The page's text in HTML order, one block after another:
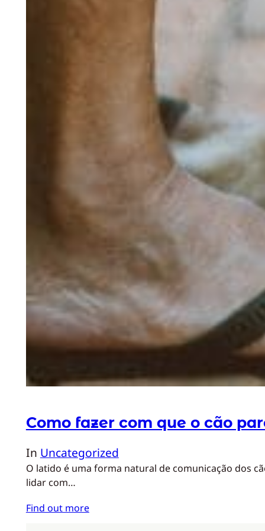
Como fazer com que o cão
In Uncategorized
O latido é uma forma natural de comunicação dos
lidar com…
Find out more